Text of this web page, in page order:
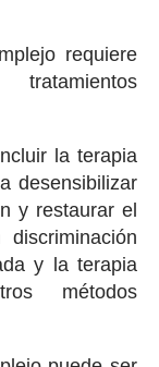
requiere
la terapia
desensibilizar
y restaurar el
y la terapia
métodos